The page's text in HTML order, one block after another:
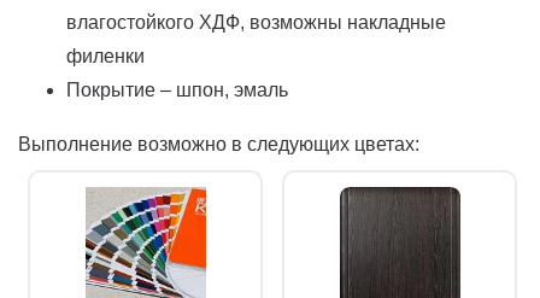
влагостойкого ХДФ, возможны накладные
филенки
Покрытие – шпон, эмаль
Выполнение возможно в следующих цветах: